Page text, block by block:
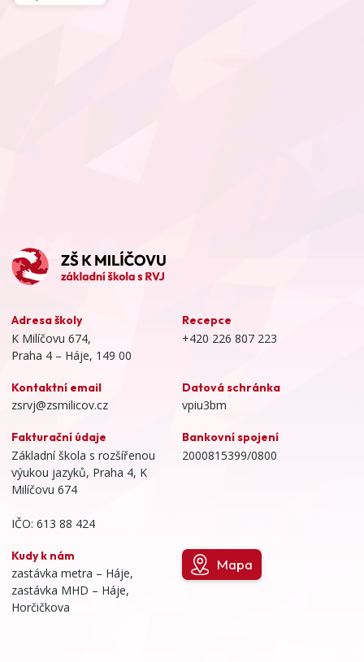
Adresa školy
K Milíčovu 674,
Praha 4 – Háje, 149 00
Recepce
+420 226 807 223
Kontaktní email
zsrvj@zsmilicov.cz
Datová schránka
vpiu3bm
Fakturační údaje
Základní škola s rozšířenou
výukou jazyků, Praha 4, K
Milíčovu 674
IČO: 613 88 424
Bankovní spojení
2000815399/0800
Kudy k nám
zastávka metra – Háje,
zastávka MHD – Háje,
Horčičkova
Mapa